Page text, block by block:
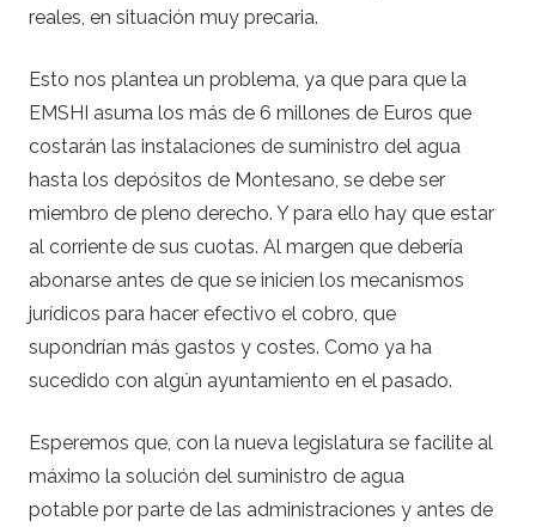
reales, en situación muy precaria.
Esto nos plantea un problema, ya que para que la
EMSHI asuma los más de 6 millones de Euros que
costarán las instalaciones de suministro del agua
hasta los depósitos de Montesano, se debe ser
miembro de pleno derecho. Y para ello hay que estar
al corriente de sus cuotas. Al margen que debería
abonarse antes de que se inicien los mecanismos
jurídicos para hacer efectivo el cobro, que
supondrían más gastos y costes. Como ya ha
sucedido con algún ayuntamiento en el pasado.
Esperemos que, con la nueva legislatura se facilite al
máximo la solución del suministro de agua
potable por parte de las administraciones y antes de